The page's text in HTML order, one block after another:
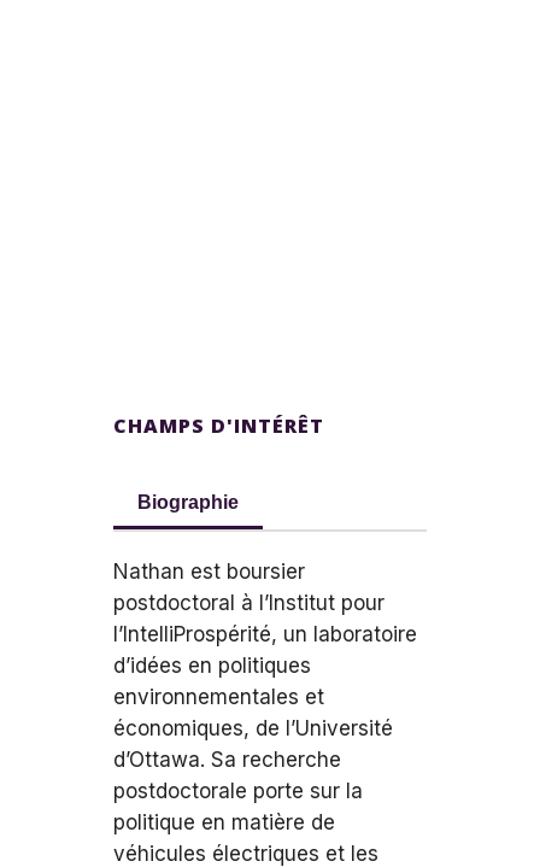
CHAMPS D'INTÉRÊT
Biographie
Nathan est boursier
postdoctoral à l’Institut pour
l’IntelliProspérité, un laboratoire
d’idées en politiques
environnementales et
économiques, de l’Université
d’Ottawa. Sa recherche
postdoctorale porte sur la
politique en matière de
véhicules électriques et les